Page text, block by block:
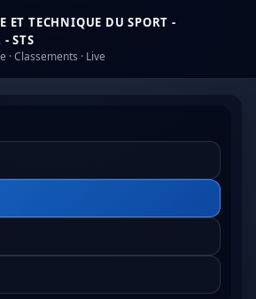
ET TECHNIQUE DU SPORT -
- STS
Classements · Live